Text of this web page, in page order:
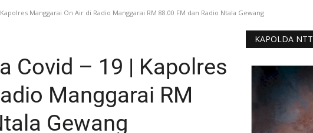
Manggarai On Air di Radio Manggarai RM 88.00 FM dan Radio Ntala Gewang
Covid – 19 | Kapolres
Manggarai RM
Gewang
KAPOLDA NTT